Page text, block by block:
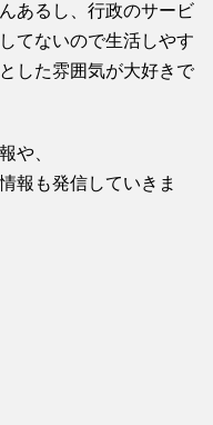
あるし、行政のサービ
てないので生活しやす
した雰囲気が大好きで
や、
報も発信していきま